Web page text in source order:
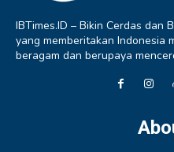
IBTimes.ID – Bikin Cerdas dan
yang memberitakan Indonesia
beragam dan berupaya